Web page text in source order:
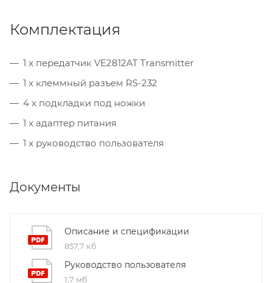
Комплектация
1 x передатчик VE2812AT Transmitter
1 x клеммный разъем RS-232
4 x подкладки под ножки
1 x адаптер питания
1 x руководство пользователя
Документы
Описание и спецификации
857,7 кб
Руководство пользователя
1,7 мб